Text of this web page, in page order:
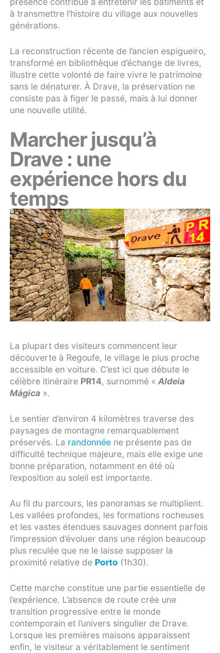
à transmettre l’histoire du village aux nouvelles
générations.
La reconstruction récente de l’ancien espigueiro,
transformé en bibliothèque d’échange de livres,
illustre cette volonté de faire vivre le patrimoine
sans le dénaturer. À Drave, la préservation ne
consiste pas à figer le passé, mais à lui donner
une nouvelle utilité.
Marcher jusqu’à
Drave : une
expérience hors du
temps
La plupart des visiteurs commencent leur
découverte à Regoufe, le village le plus proche
accessible en voiture. C’est ici que débute le
célèbre itinéraire PR14, surnommé « Aldeia
Mágica ».
Le sentier d’environ 4 kilomètres traverse des
paysages de montagne remarquablement
préservés. La randonnée ne présente pas de
difficulté technique majeure, mais elle exige une
bonne préparation, notamment en été où
l’exposition au soleil est importante.
Au fil du parcours, les panoramas se multiplient.
Les vallées profondes, les formations rocheuses
et les vastes étendues sauvages donnent parfois
l’impression d’évoluer dans une région beaucoup
plus reculée que ne le laisse supposer la
proximité relative de Porto (1h30).
Cette marche constitue une partie essentielle de
l’expérience. L’absence de route crée une
transition progressive entre le monde
contemporain et l’univers singulier de Drave.
Lorsque les premières maisons apparaissent
enfin, le visiteur a véritablement le sentiment